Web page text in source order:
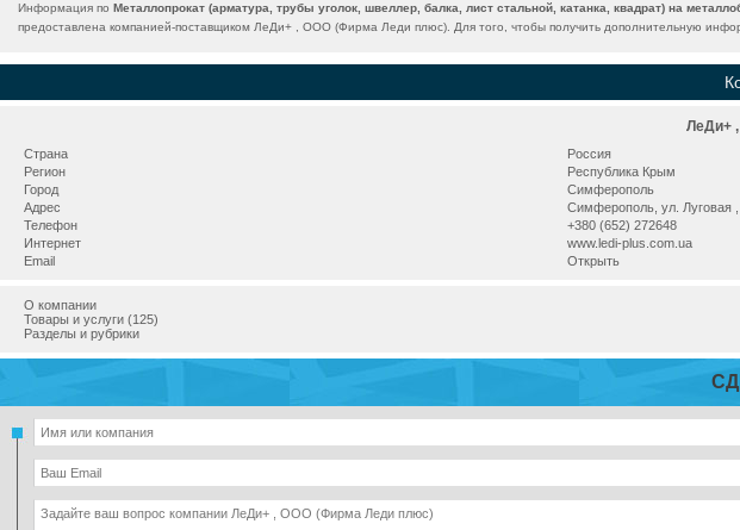
Информация по Металлопрокат (арматура, трубы уголок, швеллер, балка, лист стальной, катанка, квадрат) на
предоставлена компанией-поставщиком ЛеДи+ , ООО (Фирма Леди плюс). Для того, чтобы получить дополнительную
ЛеДи+
Страна
Россия
Регион
Республика Крым
Город
Симферополь
Адрес
Симферополь, ул. Луговая
Телефон
+380 (652) 272648
Интернет
www.ledi-plus.com.ua
Email
Открыть
О компании
Товары и услуги (125)
Разделы и рубрики